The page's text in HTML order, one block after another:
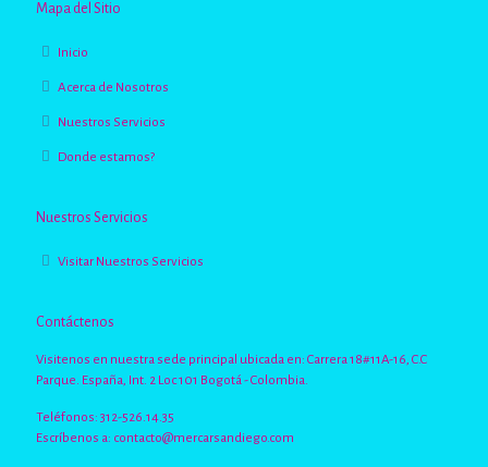
Mapa del Sitio
Inicio
Acerca de Nosotros
Nuestros Servicios
Donde estamos?
Nuestros Servicios
Visitar Nuestros Servicios
Contáctenos
Visitenos en nuestra sede principal ubicada en: Carrera 18#11A-16, C.C
Parque. España, Int. 2 Loc 101 Bogotá - Colombia.
Teléfonos: 312-526.14.35
Escríbenos a: contacto@mercarsandiego.com